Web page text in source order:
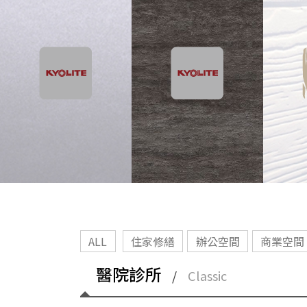
ALL 住家修繕 辦公空間 商業空間
醫院診所 / Classic